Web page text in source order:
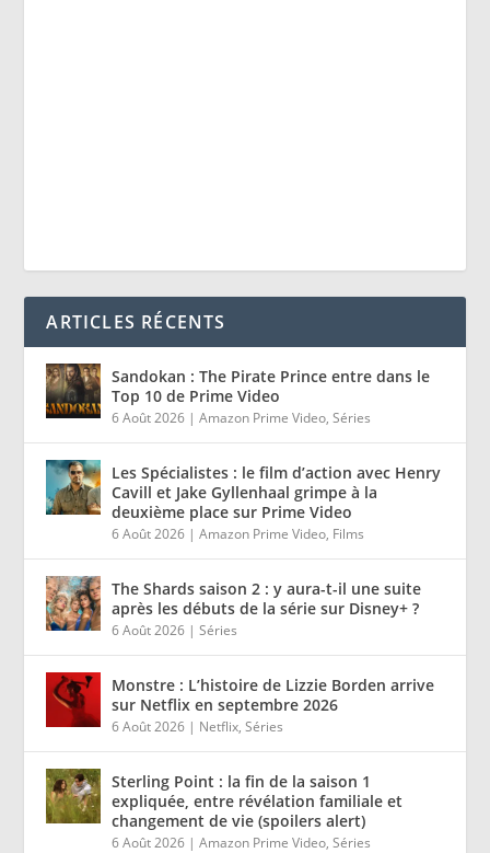
ARTICLES RÉCENTS
Sandokan : The Pirate Prince entre dans le
Top 10 de Prime Video
6 Août 2026 |Amazon Prime Video,Séries
Les Spécialistes : le film d’action avec Henry
Cavill et Jake Gyllenhaal grimpe à la
deuxième place sur Prime Video
6 Août 2026 |Amazon Prime Video, Films
The Shards saison 2 : y aura-t-il une suite
après les débuts de la série sur Disney+ ?
6 Août 2026 |Séries
Monstre : L’histoire de Lizzie Borden arrive
sur Netflix en septembre 2026
6 Août 2026 | Netflix,Séries
Sterling Point : la fin de la saison 1
expliquée, entre révélation familiale et
changement de vie (spoilers alert)
6 Août 2026 |Amazon Prime Video,Séries